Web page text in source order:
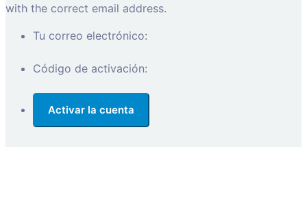
with the correct email address.
Tu correo electrónico:
Código de activación: